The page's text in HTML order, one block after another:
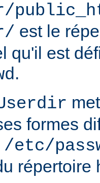
est le
qu'il est
.
formes
/etc/
répertoire